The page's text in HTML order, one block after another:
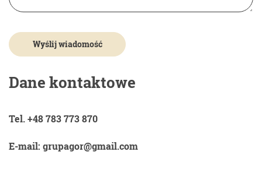
Dane kontaktowe
Tel. +48 783 773 870
E-mail: grupagor@gmail.com